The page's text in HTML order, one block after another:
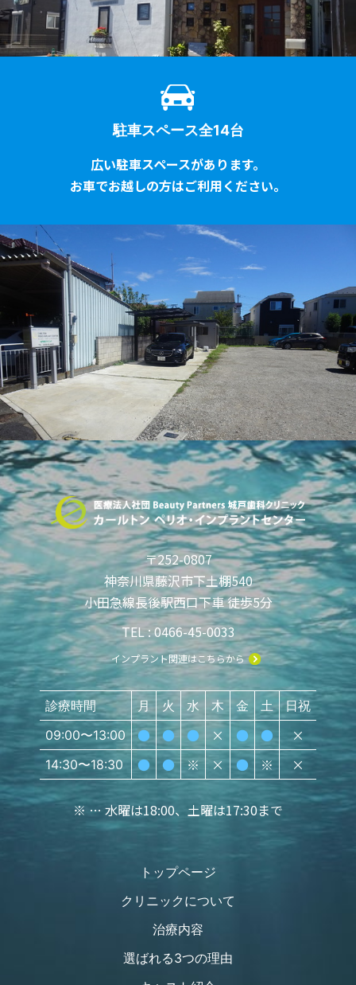
駐車スペース全14台
広い駐車スペースがあります。
お車でお越しの方はご利用ください。
〒252-0807
神奈川県藤沢市下土棚540
小田急線長後駅西口下車 徒歩5分
TEL : 0466-45-0033
インプラント関連はこちらから
診療時間 月 火 水 木 金 土
日祝
09:00〜13:00
● ● ● × ● ● ×
14:30〜18:30 ● ● ※ × ● ※ ×
※ … 水曜は18:00、土曜は17:30まで
トップページ
クリニックについて
治療内容
選ばれる3つの理由